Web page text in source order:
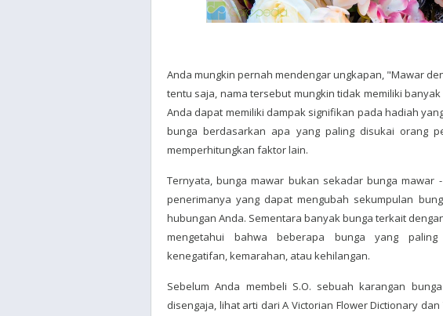
Anda mungkin pernah mendengar ungkapan, "Mawar
tentu saja, nama tersebut mungkin tidak memiliki
Anda dapat memiliki dampak signifikan pada hadiah
bunga berdasarkan apa yang paling disukai orang
memperhitungkan faktor lain.
Ternyata, bunga mawar bukan sekadar bunga mawar
penerimanya yang dapat mengubah sekumpulan
hubungan Anda. Sementara banyak bunga terkait
mengetahui bahwa beberapa bunga yang paling
kenegatifan, kemarahan, atau kehilangan.
Sebelum Anda membeli S.O. sebuah karangan
disengaja, lihat arti dari A Victorian Flower Dictionary